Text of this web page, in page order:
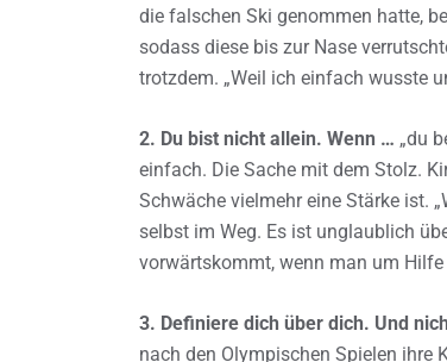
die falschen Ski genommen hatte,
sodass diese bis zur Nase
trotzdem. „Weil ich einfach wusste
2. Du bist nicht allein. Wenn … „du
einfach. Die Sache mit dem Stolz.
Schwäche vielmehr eine Stärke ist.
selbst im Weg. Es ist unglaublich
vorwärtskommt, wenn man um Hilfe
3. Definiere dich über dich. Und
nach den Olympischen Spielen ihre